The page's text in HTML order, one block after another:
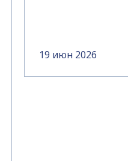
19 июн 2026